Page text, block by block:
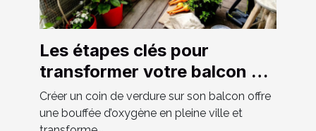
Les étapes clés pour
transformer votre balcon en
un espace vert luxuriant
Créer un coin de verdure sur son balcon offre
une bouffée d’oxygène en pleine ville et